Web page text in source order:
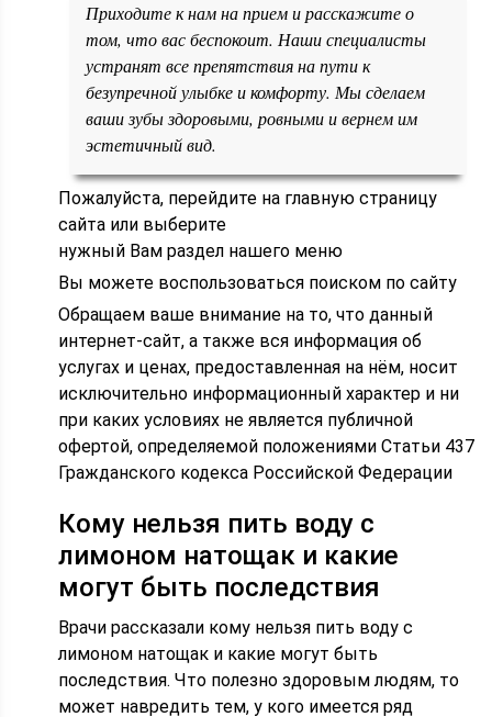
Приходите к нам на прием и расскажите о
том, что вас беспокоит. Наши специалисты
устранят все препятствия на пути к
безупречной улыбке и комфорту. Мы сделаем
ваши зубы здоровыми, ровными и вернем им
эстетичный вид.
Пожалуйста, перейдите на главную страницу
сайта или выберите
нужный Вам раздел нашего меню
Вы можете воспользоваться поиском по сайту
Обращаем ваше внимание на то, что данный
интернет-сайт, а также вся информация об
услугах и ценах, предоставленная на нём, носит
исключительно информационный характер и ни
при каких условиях не является публичной
офертой, определяемой положениями Статьи 437
Гражданского кодекса Российской Федерации
Кому нельзя пить воду с
лимоном натощак и какие
могут быть последствия
Врачи рассказали кому нельзя пить воду с
лимоном натощак и какие могут быть
последствия. Что полезно здоровым людям, то
может навредить тем, у кого имеется ряд